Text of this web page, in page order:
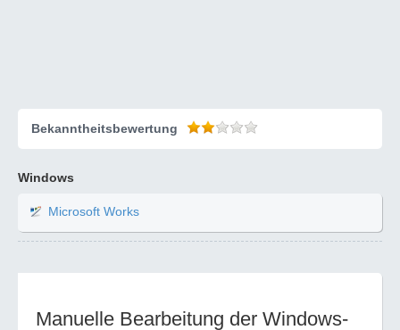
Bekanntheitsbewertung
Windows
Microsoft Works
Manuelle Bearbeitung der Windows-